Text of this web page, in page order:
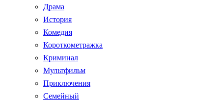
Драма
История
Комедия
Короткометражка
Криминал
Мультфильм
Приключения
Семейный